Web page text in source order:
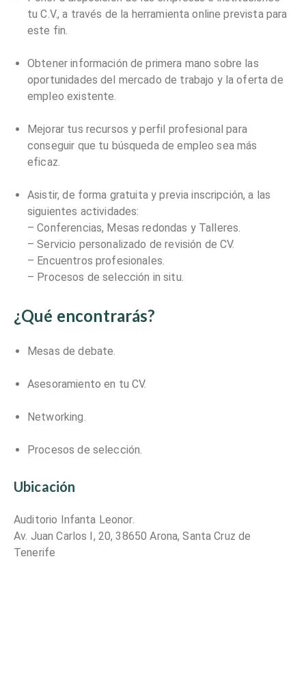
tu C.V., a través de la herramienta online prevista para
este fin.
Obtener información de primera mano sobre las
oportunidades del mercado de trabajo y la oferta de
empleo existente.
Mejorar tus recursos y perfil profesional para
conseguir que tu búsqueda de empleo sea más
eficaz.
Asistir, de forma gratuita y previa inscripción, a las
siguientes actividades:
– Conferencias, Mesas redondas y Talleres.
– Servicio personalizado de revisión de CV.
– Encuentros profesionales.
– Procesos de selección in situ.
¿Qué encontrarás?
Mesas de debate.
Asesoramiento en tu CV.
Networking.
Procesos de selección.
Ubicación
Auditorio Infanta Leonor.
Av. Juan Carlos I, 20, 38650 Arona, Santa Cruz de
Tenerife